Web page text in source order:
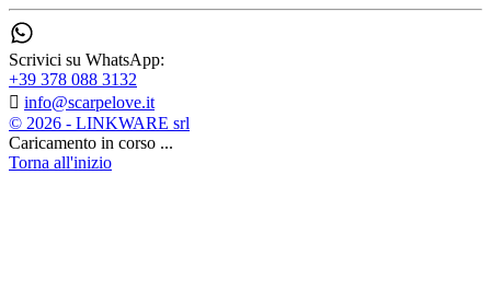
Scrivici su WhatsApp:
+39 378 088 3132
 info@scarpelove.it
© 2026 - LINKWARE srl
Caricamento in corso ...
Torna all'inizio